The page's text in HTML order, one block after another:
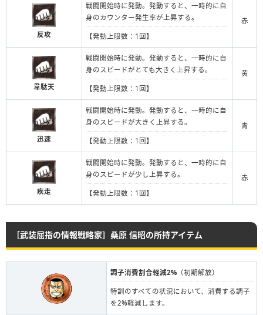
反攻
戦闘開始時に発動。発動すると、一時的に自
身のカウンター発生率が上昇する。
【発動上限数：1回】
赤
韋駄天
戦闘開始時に発動。発動すると、一時的に自
身のスピードがとても大きく上昇する。
【発動上限数：1回】
黄
迅速
戦闘開始時に発動。発動すると、一時的に自
身のスピードが大きく上昇する。
【発動上限数：1回】
青
疾走
戦闘開始時に発動。発動すると、一時的に自
身のスピードが少し上昇する。
【発動上限数：1回】
赤
［武装屈指の情報戦略家］桑原 信昭の所持アイテム
調子消費割合軽減2% （初期解放）
特訓のすべての状況において、消費する調子
を2%軽減します。